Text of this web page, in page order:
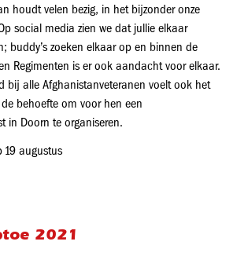
houdt velen bezig, in het bijzonder onze
social media zien we dat jullie elkaar
buddy’s zoeken elkaar op en binnen de
Regimenten is er ook aandacht voor elkaar.
bij alle Afghanistanveteranen voelt ook het
behoefte om voor hen een
in Doorn te organiseren.
19 augustus
2021